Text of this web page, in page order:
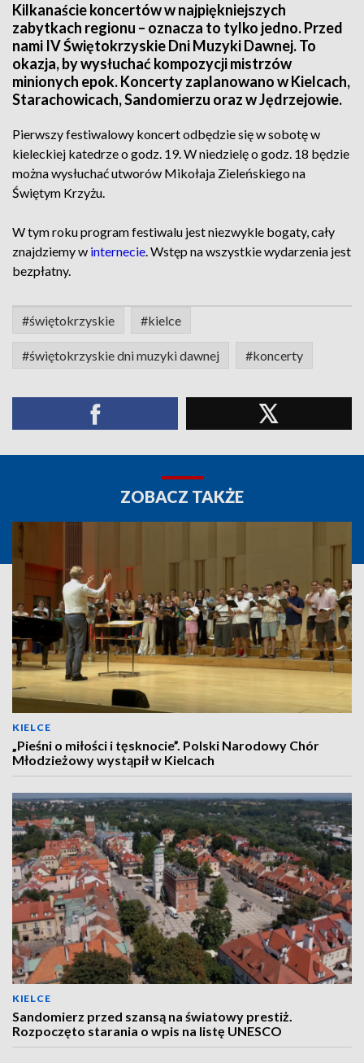
Kilkanaście koncertów w najpiękniejszych
zabytkach regionu – oznacza to tylko jedno. Przed
nami IV Świętokrzyskie Dni Muzyki Dawnej. To
okazja, by wysłuchać kompozycji mistrzów
minionych epok. Koncerty zaplanowano w Kielcach,
Starachowicach, Sandomierzu oraz w Jędrzejowie.
Pierwszy festiwalowy koncert odbędzie się w sobotę w
kieleckiej katedrze o godz. 19. W niedzielę o godz. 18 będzie
można wysłuchać utworów Mikołaja Zieleńskiego na
Świętym Krzyżu.
W tym roku program festiwalu jest niezwykle bogaty, cały
znajdziemy w internecie. Wstęp na wszystkie wydarzenia jest
bezpłatny.
#świętokrzyskie #kielce
#świętokrzyskie dni muzyki dawnej #koncerty
ZOBACZ TAKŻE
KIELCE
„Pieśni o miłości i tęsknocie”. Polski Narodowy Chór
Młodzieżowy wystąpił w Kielcach
KIELCE
Sandomierz przed szansą na światowy prestiż.
Rozpoczęto starania o wpis na listę UNESCO